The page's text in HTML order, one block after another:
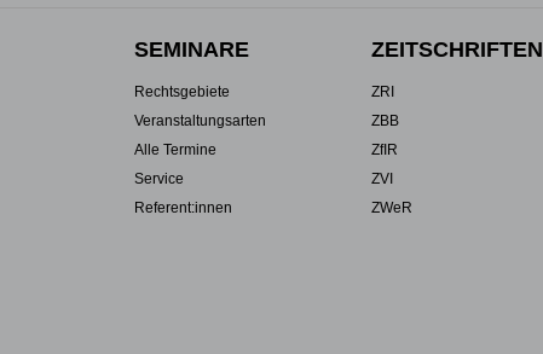
SEMINARE
Rechtsgebiete
Veranstaltungsarten
Alle Termine
Service
Referent:innen
ZEITSCHRIFTEN
ZRI
ZBB
ZfIR
ZVI
ZWeR